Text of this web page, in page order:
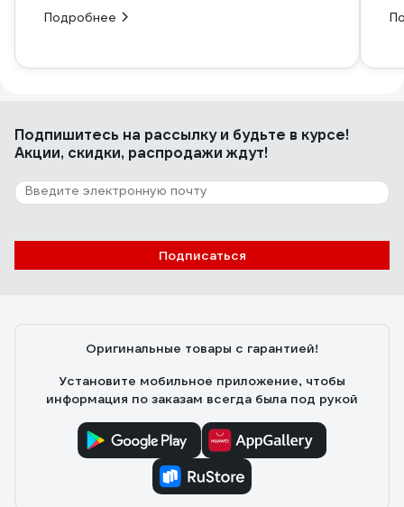
Подробнее
Подпишитесь на рассылкуи будьте в курсе!
Акции, скидки, распродажи ждут!
Подписаться
Оригинальные товары с гарантией!
Установите мобильное приложение, чтобы
информация по заказам всегда была под рукой